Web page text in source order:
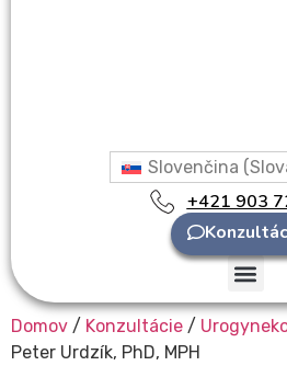
Slovenčina
+421 903
Domov / Konzultácie /
Peter Urdzík, PhD, MPH